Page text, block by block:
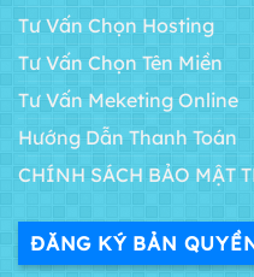
Tư Vấn Chọn Hosting
Tư Vấn Chọn Tên Miền
Tư Vấn Meketing Online
Hướng Dẫn Thanh Toán
CHÍNH SÁCH BẢO MẬT
ĐĂNG KÝ BẢN